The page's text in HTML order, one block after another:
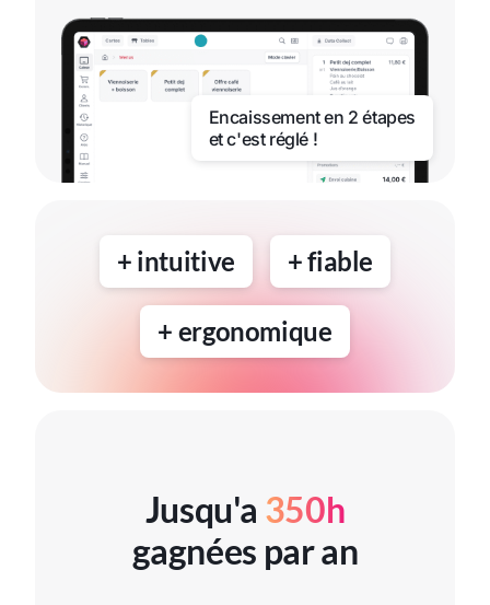
Encaissement en 2 étapes
et c'est réglé !
+ intuitive + fiable
+ ergonomique
Jusqu'a 350h
gagnées par an